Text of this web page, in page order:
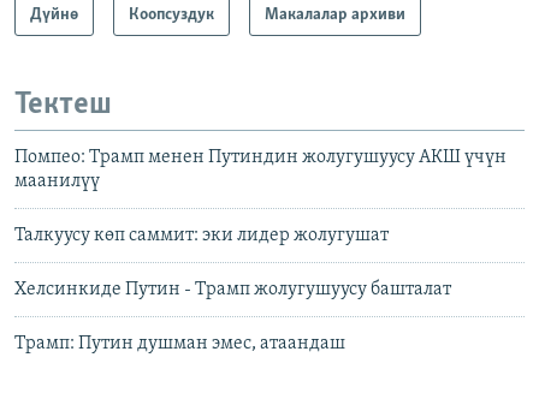
Дүйнө Коопсуздук Макалалар архиви
Тектеш
Помпео: Трамп менен Путиндин жолугушуусу АКШ үчүн
маанилүү
Талкуусу көп саммит: эки лидер жолугушат
Хелсинкиде Путин - Трамп жолугушуусу башталат
Трамп: Путин душман эмес, атаандаш